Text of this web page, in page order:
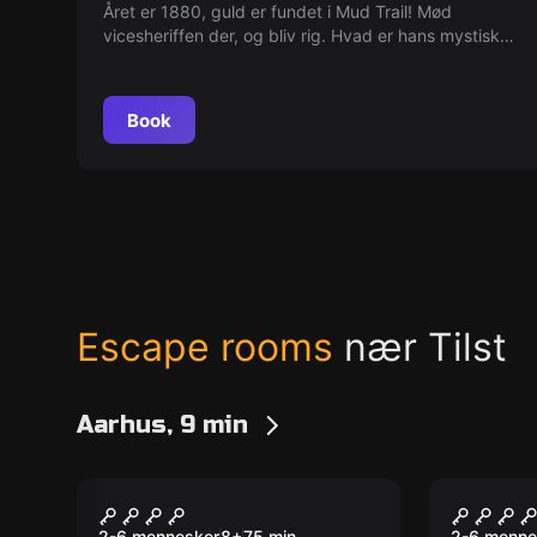
Året er 1880, guld er fundet i Mud Trail! Mød
vicesheriffen der, og bliv rig. Hvad er hans mystiske
Book
Escape rooms nær Tilst
Aarhus, 9 min
Ny
Dmitry Donskoy